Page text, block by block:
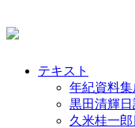
テキスト
年紀資料集
黒田清輝日
久米桂一